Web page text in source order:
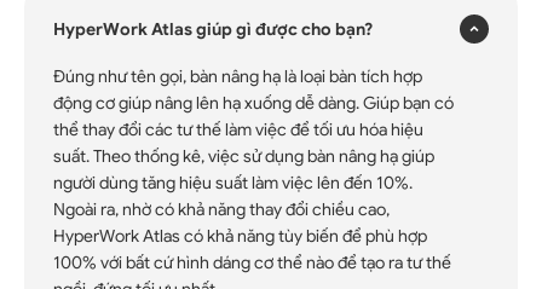
HyperWork Atlas giúp gì được cho bạn?
Đúng như tên gọi, bàn nâng hạ là loại bàn tích hợp
động cơ giúp nâng lên hạ xuống dễ dàng. Giúp bạn có
thể thay đổi các tư thế làm việc để tối ưu hóa hiệu
suất. Theo thống kê, việc sử dụng bàn nâng hạ giúp
người dùng tăng hiệu suất làm việc lên đến 10%.
Ngoài ra, nhờ có khả năng thay đổi chiều cao,
HyperWork Atlas có khả năng tùy biến để phù hợp
100% với bất cứ hình dáng cơ thể nào để tạo ra tư thế